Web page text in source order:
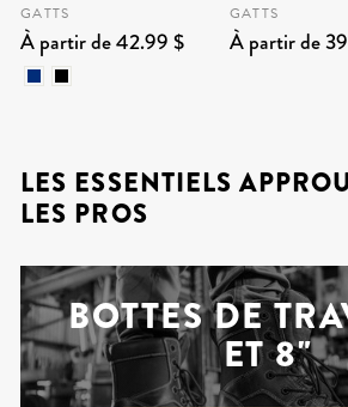
GATTS
À partir de 42.99 $
GATTS
À partir de
LES ESSENTIELS
LES PROS
BOTTES DE
ET 8"